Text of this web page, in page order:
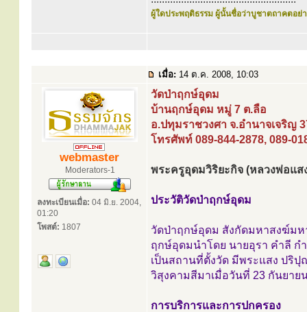
ผู้ใดประพฤติธรรม ผู้นั้นชื่อว่าบูชาตถาคตอย่า
เมื่อ: 14 ต.ค. 2008, 10:03
webmaster
Moderators-1
ลงทะเบียนเมื่อ: 04 มิ.ย. 2004,
01:20
โพสต์: 1807
วัดป่าฤกษ์อุดม
บ้านฤกษ์อุดม หมู่ 7 ต.ลือ
อ.ปทุมราชวงศา จ.อำนาจเจริญ
โทรศัพท์ 089-844-2878, 089-
พระครูอุดมวิริยะกิจ (หลวงพ่อแ
ประวัติวัดป่าฤกษ์อุดม
วัดป่าฤกษ์อุดม สังกัดมหาสงฆ์มห
ฤกษ์อุดมนำโดย นายอุรา คำลี ก
เป็นสถานที่ตั้งวัด มีพระแสง ปริ
วิสุงคามสีมาเมื่อวันที่ 23 กันยาย
การบริการและการปกครอง